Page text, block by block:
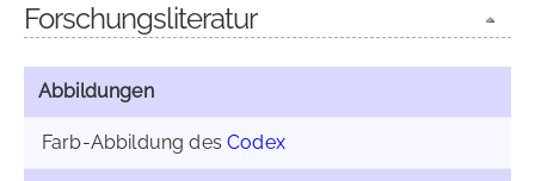
Forschungsliteratur
Abbildungen
Farb-Abbildung desCodex